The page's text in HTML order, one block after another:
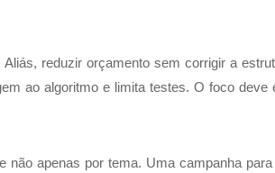
reduzir orçamento sem corrigir a
ao algoritmo e limita testes. O foco deve
não apenas por tema. Uma campanha para